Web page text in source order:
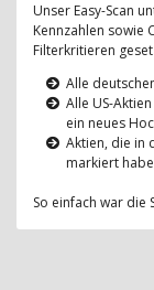
Unser Easy-Scan
Kennzahlen sowie
Filterkritieren
Alle
Alle US-
ein neues
Aktien, die in
markiert
So einfach war die